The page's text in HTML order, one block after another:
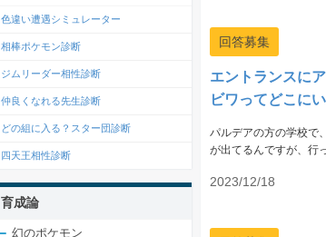
回答募集
エントランスに
ビワってどこに
パルデアの方の学校で
が出てるんですが、行
2023/12/18
色違い遭遇シミュレーター
相棒ポケモン診断
ジムリーダー相性診断
仲良くなれる先生診断
どの組に入る？スター団診断
四天王相性診断
育成論
幻のポケモン